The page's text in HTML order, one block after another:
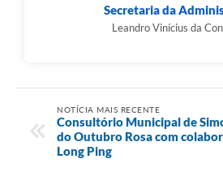
Secretaria da
Leandro Vinícius da
NOTÍCIA MAIS RECENTE
Consultório Municipal de
do Outubro Rosa com
Long Ping